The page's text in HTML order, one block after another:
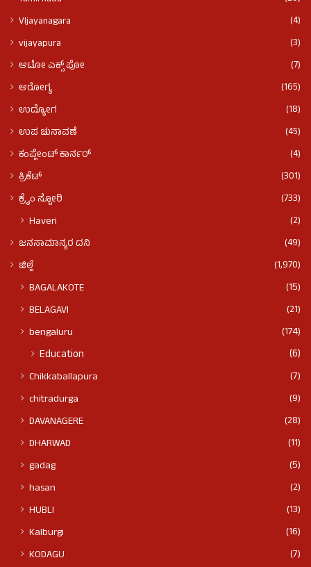
VIjayanagara
(4)
vijayapura
(3)
ಆಟೋ ಎಕ್ಸ್ ಪೋ
(7)
ಆರೋಗ್ಯ
(165)
ಉದ್ಯೋಗ
(18)
ಉಪ ಚುನಾವಣೆ
(45)
ಕಂಪ್ಲೇಂಟ್ ಕಾರ್ನರ್
(4)
ಕ್ರಿಕೆಟ್
(301)
ಕ್ರೈಂ ಸ್ಟೋರಿ
(733)
Haveri (2)
ಜನಸಾಮಾನ್ಯರ ದನಿ
(49)
ಜಿಲ್ಲೆ
(1,970)
BAGALAKOTE
(15)
BELAGAVI
(21)
bengaluru
(174)
Education (6)
Chikkaballapura
(7)
chitradurga
(9)
DAVANAGERE
(28)
DHARWAD
(11)
gadag
(5)
hasan
(2)
HUBLI
(13)
Kalburgi
(16)
KODAGU
(7)